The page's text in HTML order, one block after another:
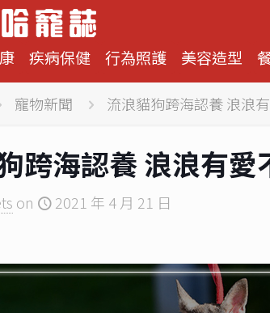
疾病保健 行為照護 美容造型
寵物新聞 流浪貓狗跨海認養 浪浪
跨海認養 浪浪有愛
on 2021 年 4 月 21 日